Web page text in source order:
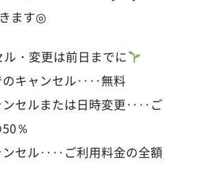
ます◎
ル・変更は前日までに
のキャンセル‥‥無料
ンセルまたは日時変更‥‥ご
％
ンセル‥‥ご利用料金の全額